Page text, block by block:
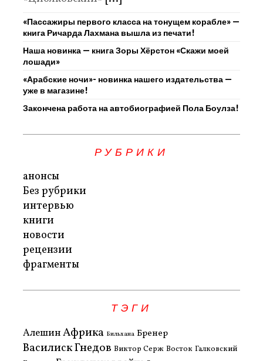
«Пассажиры первого класса на тонущем корабле» —
книга Ричарда Лахмана вышла из печати!
Наша новинка — книга Зоры Хёрстон «Скажи моей
лошади»
«Арабские ночи»- новинка нашего издательства —
уже в магазине!
Закончена работа на автобиографией Пола Боулза!
РУБРИКИ
анонсы
Без рубрики
интервью
книги
новости
рецензии
фрагменты
ТЭГИ
АлешинАфрика Бильхана Бренер
Василиск Гнедов Виктор Серж Восток Галковский